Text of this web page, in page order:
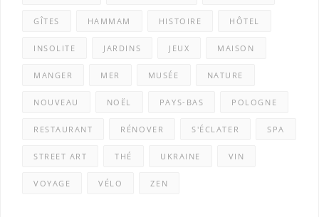
GÎTES HAMMAM HISTOIRE HÔTEL
INSOLITE JARDINS JEUX MAISON
MANGER MER MUSÉE NATURE
NOUVEAU NOËL PAYS-BAS POLOGNE
RESTAURANT RÉNOVER S'ÉCLATER SPA
STREET ART THÉ UKRAINE VIN
VOYAGE VÉLO ZEN